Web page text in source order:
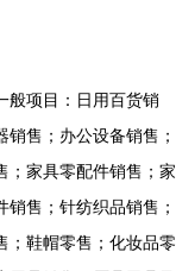
般项目：日用百货销
销售；办公设备销售；
；家具零配件销售；家
销售；针纺织品销售；
；鞋帽零售；化妆品零